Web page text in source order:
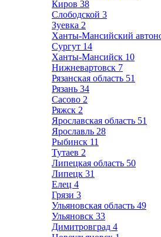
Киров 38
Слободской 3
Зуевка 2
Ханты-Мансийский
Сургут 14
Ханты-Мансийск 10
Нижневартовск 7
Рязанская область 51
Рязань 34
Сасово 2
Ряжск 2
Ярославская область 51
Ярославль 28
Рыбинск 11
Тутаев 2
Липецкая область 50
Липецк 31
Елец 4
Грязи 3
Ульяновская область 49
Ульяновск 33
Димитровград 4